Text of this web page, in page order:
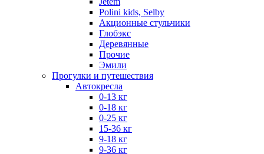
Polini kids, Selby
Акционные стульчики
Глобэкс
Деревянные
Прочие
Эмили
Прогулки и путешествия
Автокресла
0-13 кг
0-18 кг
0-25 кг
15-36 кг
9-18 кг
9-36 кг